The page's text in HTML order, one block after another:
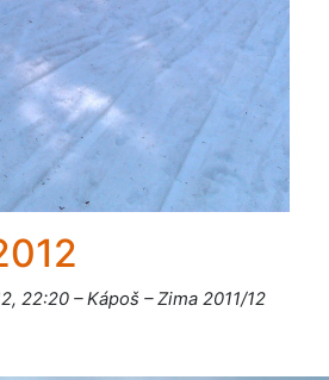
22:20 – Kápoš – Zima 2011/12